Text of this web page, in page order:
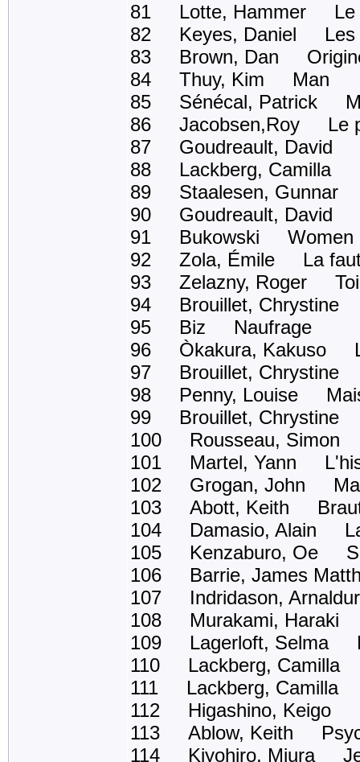
81 Lotte, Hammer Le
82 Keyes, Daniel Les
83 Brown, Dan
84 Thuy, Kim Man
85 Sénécal, Patrick
86 Jacobsen,Roy Le
87 Goudreault, David
88 Lackberg, Camilla
89 Staalesen, Gunnar
90 Goudreault, David
91 Bukowski Women
92 Zola, Émile La
93 Zelazny, Roger Toi
94 Brouillet, Chrystine
95 Biz Naufrage
96 Òkakura, Kakuso
97 Brouillet, Chrystine
98 Penny, Louise
99 Brouillet, Chrystine
100 Rousseau, Simon
101 Martel, Yann
102 Grogan, John
103 Abott, Keith
104 Damasio, Alain La
105 Kenzaburo, Oe
106 Barrie, James
107 Indridason,
108 Murakami, Haraki
109 Lagerloft, Selma
110 Lackberg, Camilla
111 Lackberg, Camilla
112 Higashino, Keigo
113 Ablow, Keith
114 Kiyohiro, Miura Je